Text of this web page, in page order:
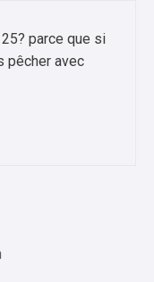
parce que si
pêcher avec